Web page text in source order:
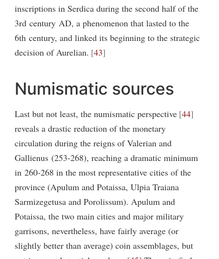
inscriptions in Serdica during the second half of the
3rd century AD, a phenomenon that lasted to the
6th century, and linked its beginning to the strategic
decision of Aurelian. 43
Numismatic sources
Last but not least, the numismatic perspective 44
reveals a drastic reduction of the monetary
circulation during the reigns of Valerian and
Gallienus (253-268), reaching a dramatic minimum
in 260-268 in the most representative cities of the
province (Apulum and Potaissa, Ulpia Traiana
Sarmizegetusa and Porolissum). Apulum and
Potaissa, the two main cities and major military
garrisons, nevertheless, have fairly average (or
slightly better than average) coin assemblages, but